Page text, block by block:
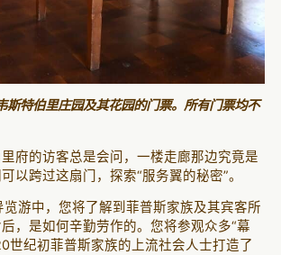
斯特伯里庄园及其花园的门票。所有门票均不
府的访客总是会问，一楼走廊那边究竟是
以跨过这扇门，探索“服务翼的秘密”。
游中，您将了解到菲普斯家族及其宾客所
，是如何辛勤劳作的。您将参观众多“幕
世纪初菲普斯家族的上流社会人士打造了